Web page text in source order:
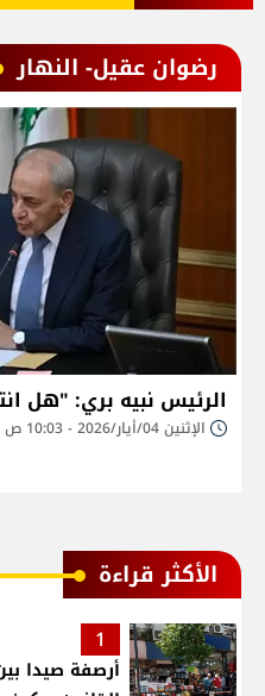
رضوان عقيل- النهار
الرئيس نبيه بري: "هل
الإثنين 04/أيار/2026 - 10:03 ص
الأكثر قراءة
1
أرصفة صيدا